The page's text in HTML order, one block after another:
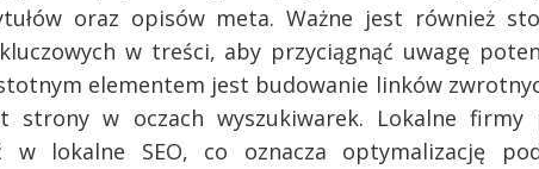
oraz opisów meta. Ważne jest również
w treści, aby przyciągnąć uwagę
elementem jest budowanie linków
strony w oczach wyszukiwarek. Lokalne firmy
w lokalne SEO, co oznacza optymalizację